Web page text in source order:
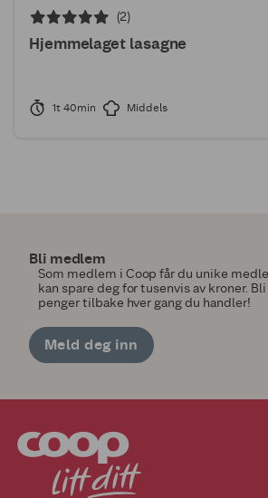
(2)
Hjemmelaget lasagne
1t 40min Middels
Bli medlem
Som medlem i Coop får du unike
kan spare deg for tusenvis av kroner.
penger tilbake hver gang du handler!
Meld deg inn